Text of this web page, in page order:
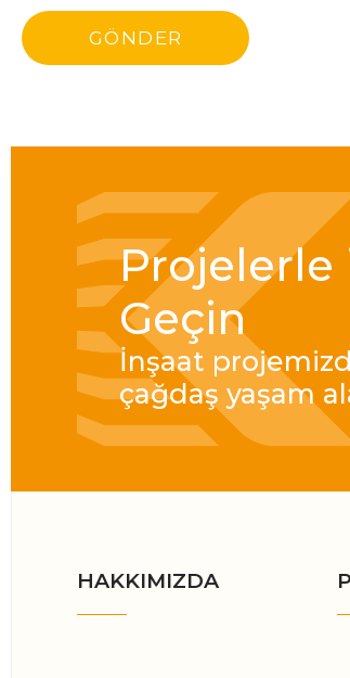
GÖNDER
Projelerle
Geçin
İnşaat
çağdaş yaşam
HAKKIMIZDA